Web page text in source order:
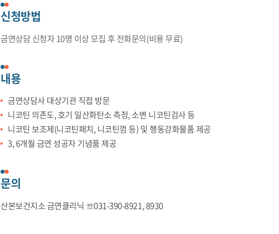
신청방법
금연상담 신청자 10명 이상 모집 후 전화문의(비용 무료)
내용
금연상담사 대상기관 직접 방문
니코틴 의존도, 호기 일산화탄소 측정, 소변 니코틴검사 등
니코틴 보조제(니코틴패치, 니코틴껌 등) 및 행동강화물품 제공
3, 6개월 금연 성공자 기념품 제공
문의
산본보건지소 금연클리닉 ☏031-390-8921, 8930